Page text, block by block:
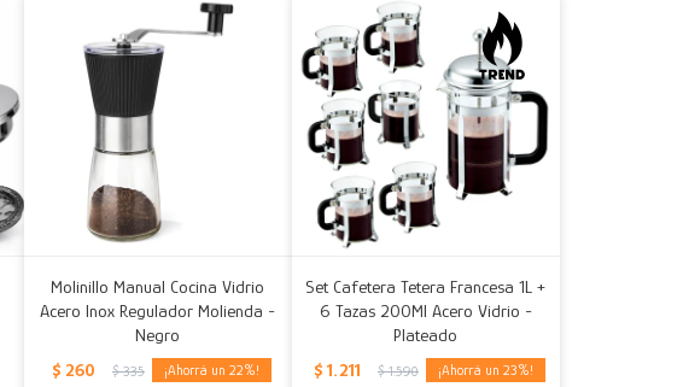
Molinillo Manual Cocina Vidrio
Acero Inox Regulador Molienda -
Negro
$ 260 $ 335 22
Set Cafetera Tetera Francesa 1L +
6 Tazas 200Ml Acero Vidrio -
Plateado
$ 1.211 $ 1.590 23